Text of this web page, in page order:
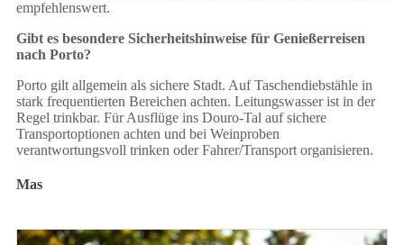
empfehlenswert.
Gibt es besondere Sicherheitshinweise für Genießerreisen
nach Porto?
Porto gilt allgemein als sichere Stadt. Auf Taschendiebstähle in
stark frequentierten Bereichen achten. Leitungswasser ist in der
Regel trinkbar. Für Ausflüge ins Douro-Tal auf sichere
Transportoptionen achten und bei Weinproben
verantwortungsvoll trinken oder Fahrer/Transport organisieren.
Mas